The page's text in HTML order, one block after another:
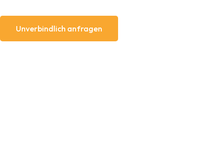
Unverbindlich anfragen